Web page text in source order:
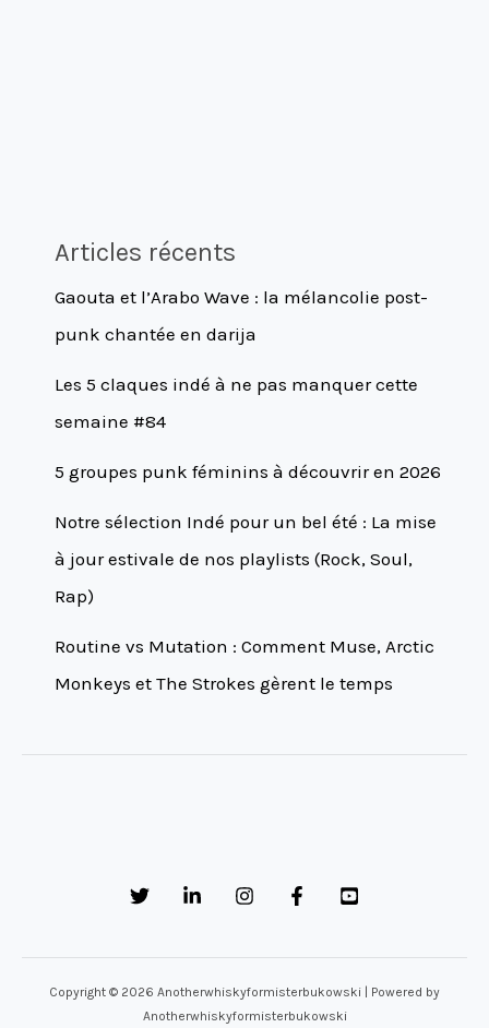
Articles récents
Gaouta et l’Arabo Wave : la mélancolie post-
punk chantée en darija
Les 5 claques indé à ne pas manquer cette
semaine #84
5 groupes punk féminins à découvrir en 2026
Notre sélection Indé pour un bel été : La mise
à jour estivale de nos playlists (Rock, Soul,
Rap)
Routine vs Mutation : Comment Muse, Arctic
Monkeys et The Strokes gèrent le temps
Copyright © 2026 Anotherwhiskyformisterbukowski | Powered by
Anotherwhiskyformisterbukowski